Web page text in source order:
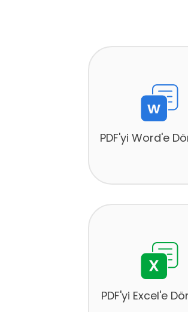
PDF'yi Word'e
PDF'yi Excel'e